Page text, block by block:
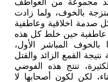
مجموعة من العواطف
بالخوف، ولما زادت
صدمة اخلاقية وعاطفية
عاطفية حين خلط كل هذه
المباشر الأول،
القمع الزائد والقتل
تنتج هذه الفوضي
لكن لكون أصحابها لا